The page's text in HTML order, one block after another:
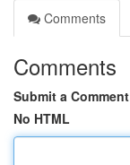
Comments
Comments
Submit a Comment
No HTML